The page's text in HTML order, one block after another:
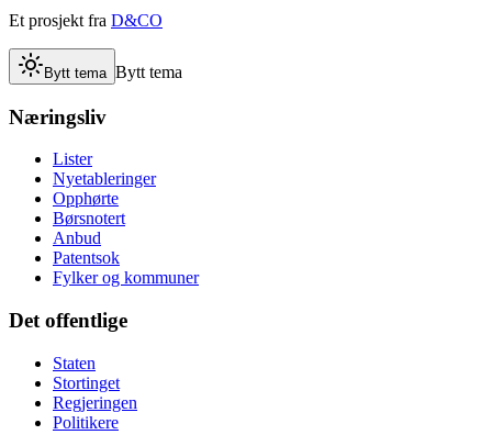
Et prosjekt fra D&CO
Bytt tema Bytt tema
Næringsliv
Lister
Nyetableringer
Opphørte
Børsnotert
Anbud
Patentsok
Fylker og kommuner
Det offentlige
Staten
Stortinget
Regjeringen
Politikere